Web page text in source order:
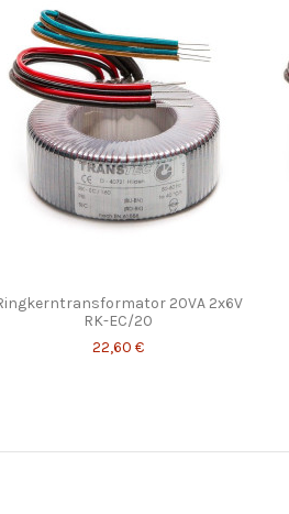
20VA 2x6V
RK-EC/20
22,60 €